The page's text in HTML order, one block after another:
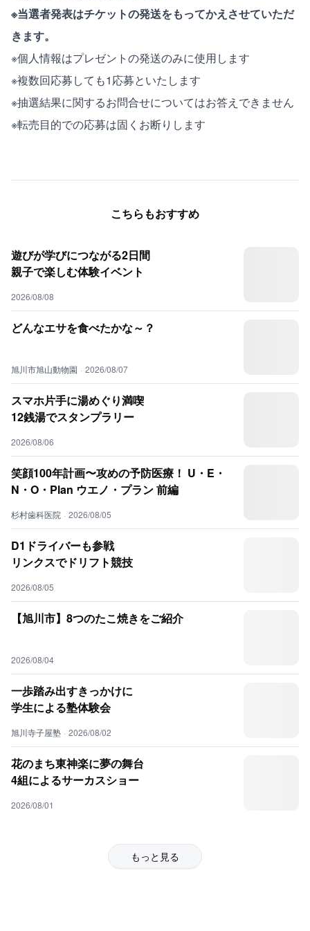
※当選者発表はチケットの発送をもってかえさせていただ
きます。
※個人情報はプレゼントの発送のみに使用します
※複数回応募しても1応募といたします
※抽選結果に関するお問合せについてはお答えできません
※転売目的での応募は固くお断りします
こちらもおすすめ
遊びが学びにつながる2日間
親子で楽しむ体験イベント
2026/08/08
どんなエサを食べたかな～？
旭川市旭山動物園 · 2026/08/07
スマホ片手に湯めぐり満喫
12銭湯でスタンプラリー
2026/08/06
笑顔100年計画〜攻めの予防医療！ U・E・
N・O・Plan ウエノ・プラン 前編
杉村歯科医院 · 2026/08/05
D1ドライバーも参戦
リンクスでドリフト競技
2026/08/05
【旭川市】8つのたこ焼きをご紹介
2026/08/04
一歩踏み出すきっかけに
学生による塾体験会
旭川寺子屋塾 · 2026/08/02
花のまち東神楽に夢の舞台
4組によるサーカスショー
2026/08/01
もっと見る